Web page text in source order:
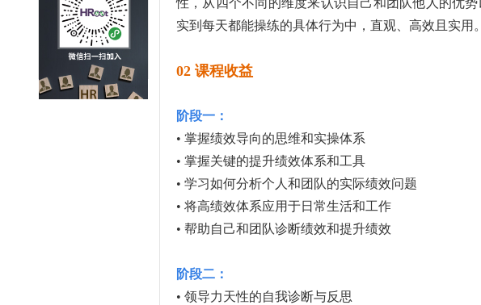
性，从四个不同的维度来认识自己和团队他人的优
实到每天都能操练的具体行为中，直观、高效且实用。
02 课程收益
阶段一：
• 掌握绩效导向的思维和实操体系
• 掌握关键的提升绩效体系和工具
• 学习如何分析个人和团队的实际绩效问题
• 将高绩效体系应用于日常生活和工作
• 帮助自己和团队诊断绩效和提升绩效
阶段二：
• 领导力天性的自我诊断与反思